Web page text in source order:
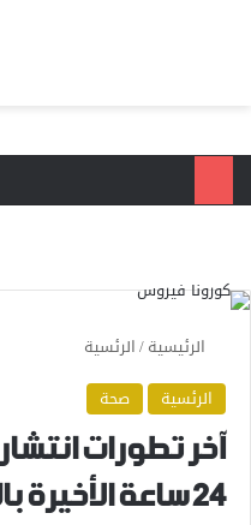
الرئيسية/الرئسية
الرئسية
صحة
آخر تطورات
24 ساعة الأخيرة بالمملكة